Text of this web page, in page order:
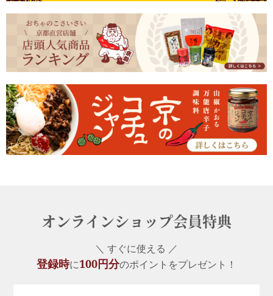
オンラインショップ会員特典
＼ すぐに使える ／
登録時に100円分のポイントをプレゼント！